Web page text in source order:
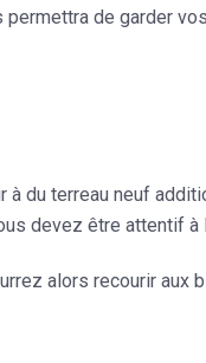
permettra de garder
du terreau neuf
devez être attentif à
alors recourir aux